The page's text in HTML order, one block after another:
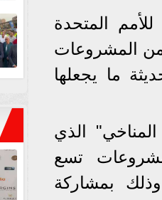
المتحدة
لديها من المشروعات
ما يجعلها
الذي
مشروعات تسع
بمشاركة